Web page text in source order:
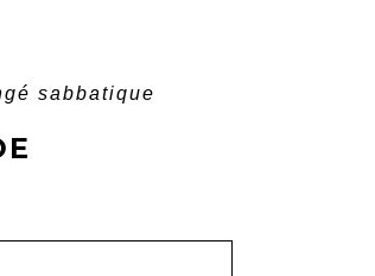
sabbatique